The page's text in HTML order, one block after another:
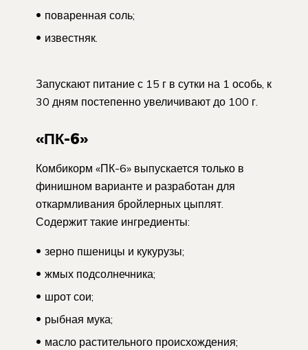
поваренная соль;
известняк.
Запускают питание с 15 г в сутки на 1 особь, к
30 дням постепенно увеличивают до 100 г.
«ПК-6»
Комбикорм «ПК-6» выпускается только в
финишном варианте и разработан для
откармливания бройлерных цыплят.
Содержит такие ингредиенты:
зерно пшеницы и кукурузы;
жмых подсолнечника;
шрот сои;
рыбная мука;
масло растительного происхождения;